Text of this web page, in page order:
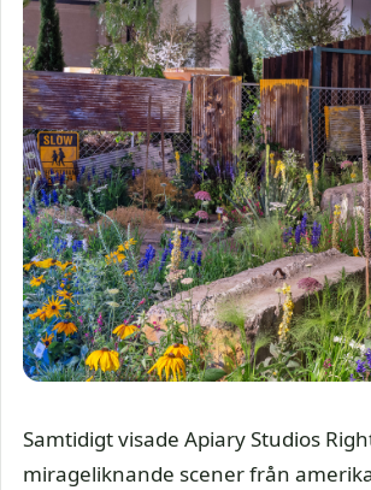
Samtidigt visade Apiary Studios
mirageliknande scener från